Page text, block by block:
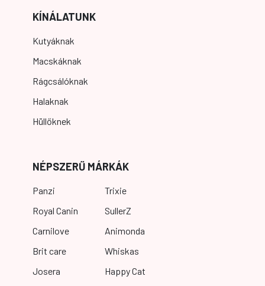
KÍNÁLATUNK
Kutyáknak
Macskáknak
Rágcsálóknak
Halaknak
Hüllőknek
NÉPSZERŰ MÁRKÁK
Panzi
Royal Canin
Carnilove
Brit care
Josera
Trixie
SullerZ
Animonda
Whiskas
Happy Cat